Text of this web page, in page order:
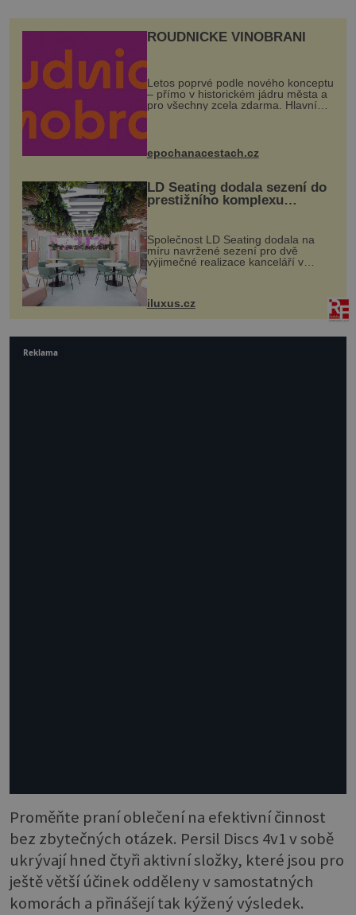
ROUDNICKÉ VINOBRANÍ
Letos poprvé podle nového konceptu
– přímo v historickém jádru města a
pro všechny zcela zdarma. Hlavní
program se odehraje na Karlově a
mohou těšit na víno, burčák, pes...
epochanacestach.cz
LD Seating dodala sezení do
prestižního komplexu
MediaCityUK v Salfordu
Společnost LD Seating dodala na
míru navržené sezení pro dvě
výjimečné realizace kanceláří v
areálu MediaCityUK v anglickém
budov Media...
iluxus.cz
Proměňte praní oblečení na efektivní činnost
bez zbytečných otázek. Persil Discs 4v1 v sobě
ukrývají hned čtyři aktivní složky, které jsou pro
ještě větší účinek odděleny v samostatných
komorách a přinášejí tak kýžený výsledek.
Reklama